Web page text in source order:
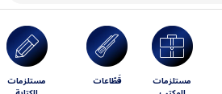
مستلزمات قَطّاعات مستلزمات